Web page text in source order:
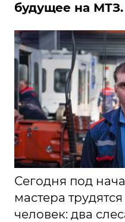
будущее на МТЗ.
Сегодня под
мастера
человек: два